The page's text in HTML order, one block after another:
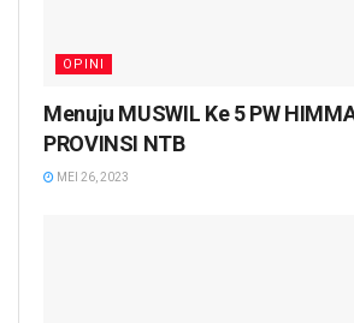
OPINI
Menuju MUSWIL Ke 5 PW
PROVINSI NTB
MEI 26, 2023